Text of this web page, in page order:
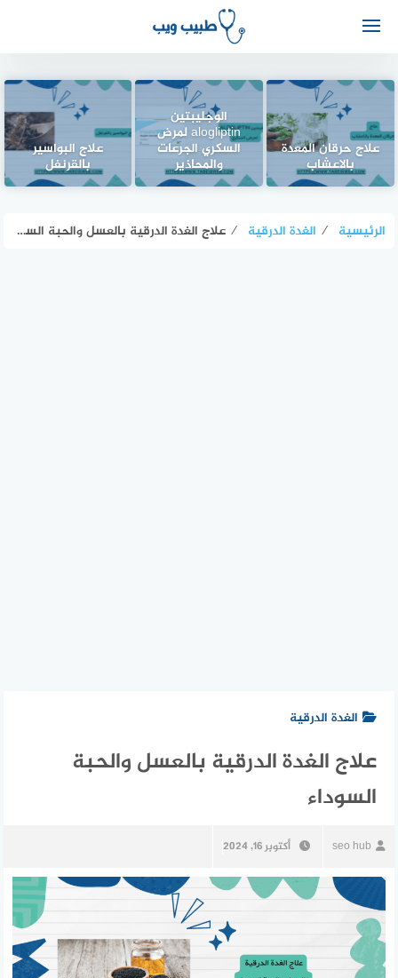
علاج حرقان المعدة
بالاعشاب
الوجليبتين
alogliptin لمرض
السكري الجرعات
والمحاذير
علاج البواسير
بالقرنفل
الرئيسية ⁄ الغدة الدرقية ⁄ علاج الغدة الدرقية بالعسل والحبة السوداء
الغدة الدرقية
علاج الغدة الدرقية بالعسل والحبة
السوداء
seo hub أكتوبر 16, 2024